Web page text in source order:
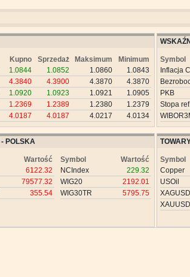
Kupno Sprzedaż Maksimum
Minimum
1.0844 1.0852 1.0860
1.0843
4.3840 4.3900 4.3870
4.3870
1.0920 1.0923 1.0921
1.0905
1.2369 1.2389 1.2380
1.2379
4.0187 4.0187 4.0217 4.0134
Symbol
Inflacja
PKB
Stopa
- POLSKA
Wartość
6122.32
79577.32
355.54
Symbol
Wartość
NCIndex
229.32
WIG20
2192.01
WIG30TR
5795.75
Symbol
Copper
USOil
XAGUSD
XAUUSD